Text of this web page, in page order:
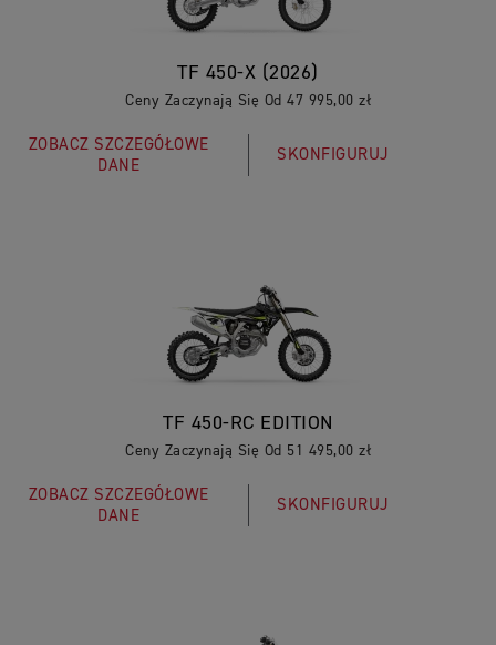
TF 450-X (2026)
Ceny Zaczynają Się Od 47 995,00 zł
ZOBACZ SZCZEGÓŁOWE
DANE
SKONFIGURUJ
TF 450-RC EDITION
Ceny Zaczynają Się Od 51 495,00 zł
ZOBACZ SZCZEGÓŁOWE
DANE
SKONFIGURUJ